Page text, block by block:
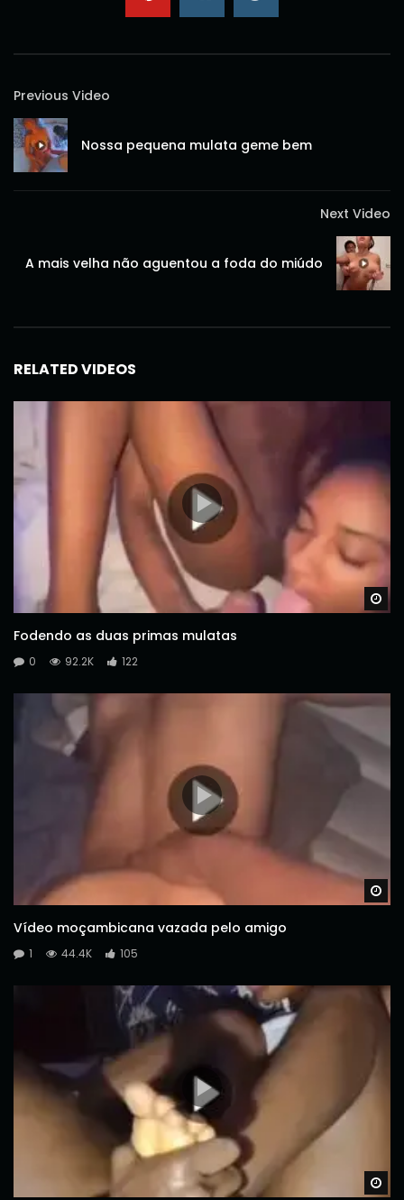
Previous Video
Nossa pequena mulata geme bem
Next Video
A mais velha não aguentou a foda do miúdo
RELATED VIDEOS
Fodendo as duas primas mulatas
0 92.2K 122
Vídeo moçambicana vazada pelo amigo
1 44.4K 105